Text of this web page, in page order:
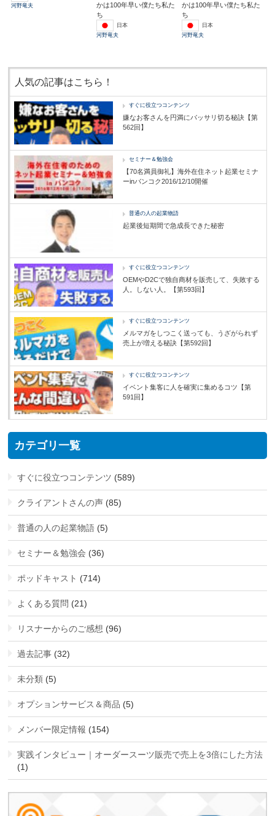
河野竜夫
かは100年早い僕たち私た
ち
日本
河野竜夫
かは100年早い僕たち私た
ち
日本
河野竜夫
人気の記事はこちら！
すぐに役立つコンテンツ
嫌なお客さんを円満にバッサリ切る秘訣【第
562回】
セミナー＆勉強会
【70名満員御礼】海外在住ネット起業セミナ
ーinバンコク2016/12/10開催
普通の人の起業物語
起業後短期間で急成長できた秘密
すぐに役立つコンテンツ
OEMやD2Cで独自商材を販売して、失敗する
人。しない人。【第593回】
すぐに役立つコンテンツ
メルマガをしつこく送っても、うざがられず
売上が増える秘訣【第592回】
すぐに役立つコンテンツ
イベント集客に人を確実に集めるコツ【第
591回】
カテゴリ一覧
すぐに役立つコンテンツ (589)
クライアントさんの声 (85)
普通の人の起業物語 (5)
セミナー＆勉強会 (36)
ポッドキャスト (714)
よくある質問 (21)
リスナーからのご感想 (96)
過去記事 (32)
未分類 (5)
オプションサービス＆商品 (5)
メンバー限定情報 (154)
実践インタビュー｜オーダースーツ販売で売上を3倍にした方法
(1)